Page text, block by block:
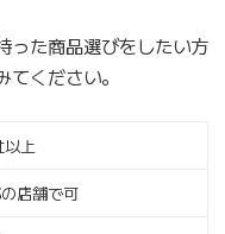
った商品選びをしたい方
ください。
上
店舗で可